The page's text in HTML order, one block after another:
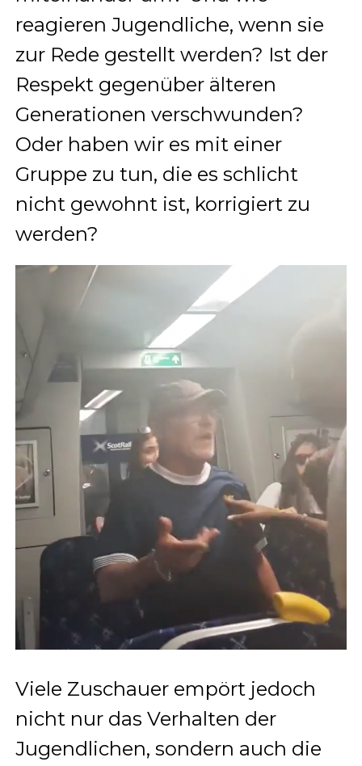
reagieren Jugendliche, wenn sie
zur Rede gestellt werden? Ist der
Respekt gegenüber älteren
Generationen verschwunden?
Oder haben wir es mit einer
Gruppe zu tun, die es schlicht
nicht gewohnt ist, korrigiert zu
werden?
Viele Zuschauer empört jedoch
nicht nur das Verhalten der
Jugendlichen, sondern auch die